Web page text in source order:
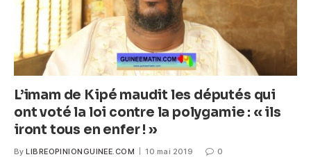
L’imam de Kipé maudit les députés qui
ont voté la loi contre la polygamie : « ils
iront tous en enfer ! »
By LIBREOPINIONGUINEE.COM 10 mai 2019 0